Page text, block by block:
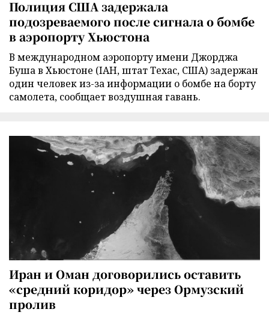
Полиция США задержала
подозреваемого после сигнала о бомбе
в аэропорту Хьюстона
В международном аэропорту имени Джорджа
Буша в Хьюстоне (IAH, штат Техас, США) задержан
один человек из-за информации о бомбе на борту
самолета, сообщает воздушная гавань.
Иран и Оман договорились оставить
«средний коридор» через Ормузский
пролив